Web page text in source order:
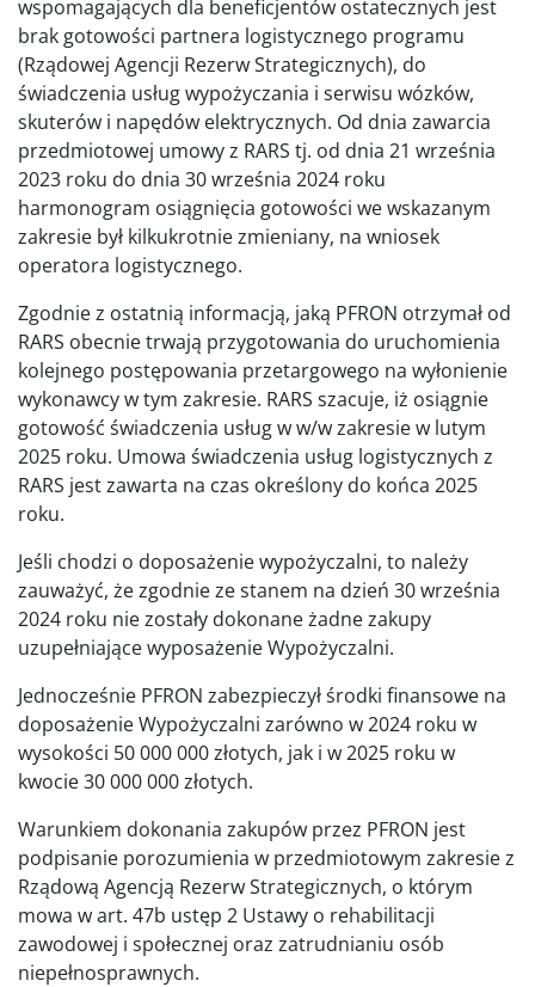
wspomagających dla beneficjentów ostatecznych jest
brak gotowości partnera logistycznego programu
(Rządowej Agencji Rezerw Strategicznych), do
świadczenia usług wypożyczania i serwisu wózków,
skuterów i napędów elektrycznych. Od dnia zawarcia
przedmiotowej umowy z RARS tj. od dnia 21 września
2023 roku do dnia 30 września 2024 roku
harmonogram osiągnięcia gotowości we wskazanym
zakresie był kilkukrotnie zmieniany, na wniosek
operatora logistycznego.
Zgodnie z ostatnią informacją, jaką PFRON otrzymał od
RARS obecnie trwają przygotowania do uruchomienia
kolejnego postępowania przetargowego na wyłonienie
wykonawcy w tym zakresie. RARS szacuje, iż osiągnie
gotowość świadczenia usług w w/w zakresie w lutym
2025 roku. Umowa świadczenia usług logistycznych z
RARS jest zawarta na czas określony do końca 2025
roku.
Jeśli chodzi o doposażenie wypożyczalni, to należy
zauważyć, że zgodnie ze stanem na dzień 30 września
2024 roku nie zostały dokonane żadne zakupy
uzupełniające wyposażenie Wypożyczalni.
Jednocześnie PFRON zabezpieczył środki finansowe na
doposażenie Wypożyczalni zarówno w 2024 roku w
wysokości 50 000 000 złotych, jak i w 2025 roku w
kwocie 30 000 000 złotych.
Warunkiem dokonania zakupów przez PFRON jest
podpisanie porozumienia w przedmiotowym zakresie z
Rządową Agencją Rezerw Strategicznych, o którym
mowa w art. 47b ustęp 2 Ustawy o rehabilitacji
zawodowej i społecznej oraz zatrudnianiu osób
niepełnosprawnych.